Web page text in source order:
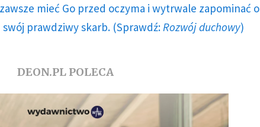
mieć Go przed oczyma i wytrwale zapominać o
prawdziwy skarb. (Sprawdź: Rozwój duchowy)
DEON.PL POLECA